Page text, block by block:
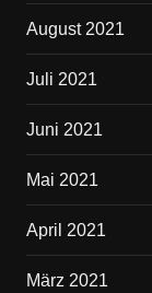
August 2021
Juli 2021
Juni 2021
Mai 2021
April 2021
März 2021